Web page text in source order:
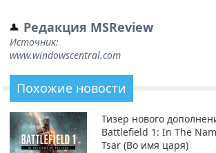
Редакция MSReview
Источник:
www.windowscentral.com
Похожие новости
Тизер нового
Battlefield 1: In The
Tsar (Во имя царя)